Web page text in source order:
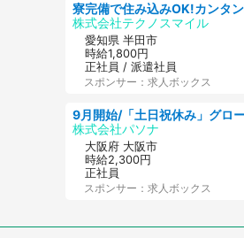
株式会社テクノスマイル
愛知県 半田市
時給1,800円
正社員 / 派遣社員
スポンサー：求人ボックス
株式会社パソナ
大阪府 大阪市
時給2,300円
正社員
スポンサー：求人ボックス